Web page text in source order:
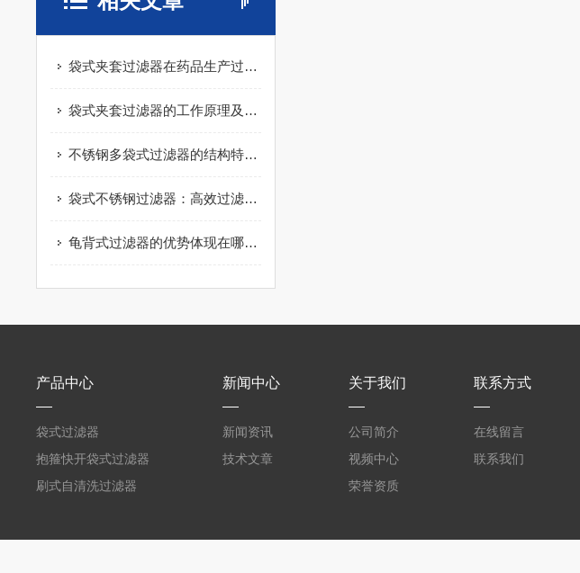
袋式夹套过滤器在药品生产过程中的应用作用
袋式夹套过滤器的工作原理及应用领域
不锈钢多袋式过滤器的结构特点及其作用
袋式不锈钢过滤器：高效过滤的选择
龟背式过滤器的优势体现在哪些方面？
产品中心
袋式过滤器
抱箍快开袋式过滤器
刷式自清洗过滤器
新闻中心
新闻资讯
技术文章
关于我们
公司简介
视频中心
荣誉资质
联系方式
在线留言
联系我们